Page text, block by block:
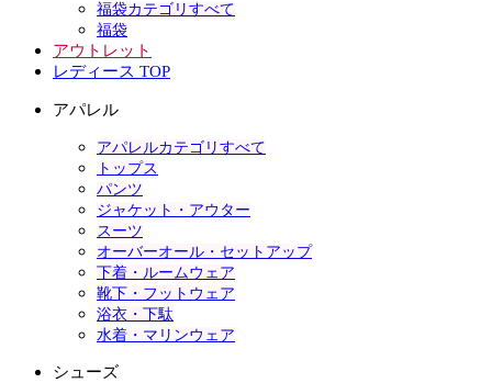
福袋カテゴリすべて
福袋
アウトレット
レディース TOP
アパレル
アパレルカテゴリすべて
トップス
パンツ
ジャケット・アウター
スーツ
オーバーオール・セットアップ
下着・ルームウェア
靴下・フットウェア
浴衣・下駄
水着・マリンウェア
シューズ